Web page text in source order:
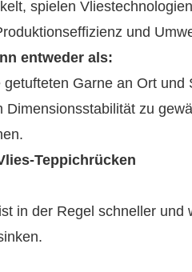
spielen
und
entweder als:
Garne an Ort und
Dimensionsstabilität zu
Teppichrücken
in der Regel schneller